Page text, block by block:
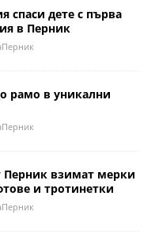
спаси дете с първа
в Перник
рамо в уникални
Перник взимат мерки
и тротинетки